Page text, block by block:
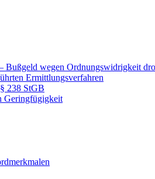
Bußgeld wegen Ordnungswidrigkeit
Ermittlungsverfahren
238 StGB
Geringfügigkeit